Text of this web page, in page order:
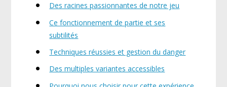
Des racines passionnantes de notre jeu
Ce fonctionnement de partie et ses
subtilités
Techniques réussies et gestion du danger
Des multiples variantes accessibles